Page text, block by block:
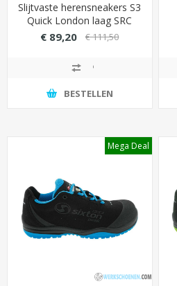
Slijtvaste herensneakers S3
Quick London laag SRC
optimale grip (smalle leest)
€ 89,20 € 111,50
BESTELLEN
Mega Deal